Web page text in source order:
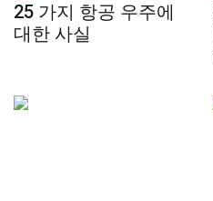
25 가지 항공 우주에
대한 사실